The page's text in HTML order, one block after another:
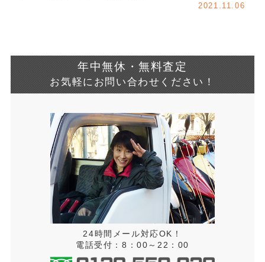
2021.11.06
年中無休・無料査定
お気軽にお問い合わせください！
24時間メール対応OK！
電話受付：8：00～22：00